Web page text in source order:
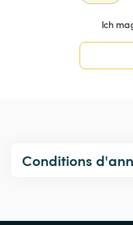
Ich
Conditions